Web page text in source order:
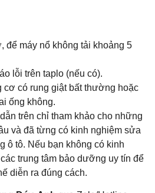
để máy nổ không tải khoảng 5
lỗi trên taplo (nếu có).
cơ có rung giật bất thường hoặc
ống không.
trên chỉ tham khảo cho những
và đã từng có kinh nghiệm sửa
ô tô. Nếu bạn không có kinh
trung tâm bảo dưỡng uy tín để
diễn ra đúng cách.